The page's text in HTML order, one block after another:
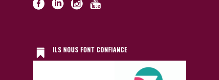
ILS NOUS FONT CONFIANCE